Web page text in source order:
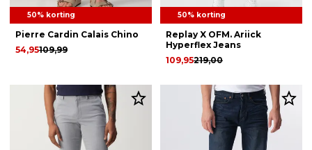
50% korting
Pierre Cardin Calais Chino
109,99
54,95
50% korting
Replay X OFM. Ariick
Hyperflex Jeans
219,00
109,95